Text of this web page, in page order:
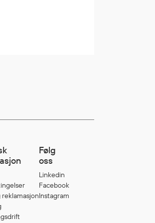
Følg
oss
Linkedin
Facebook
Instagram